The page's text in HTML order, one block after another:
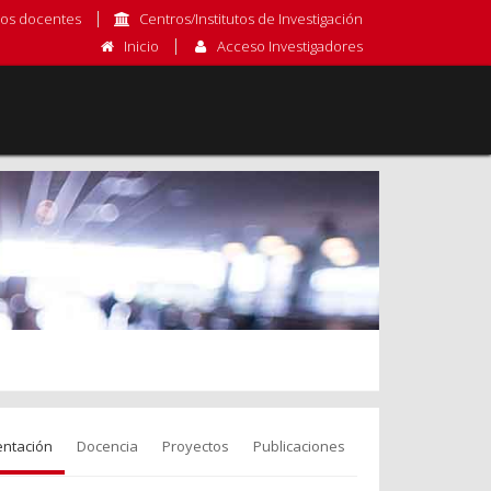
docentes
Centros/Institutos de Investigación
Inicio
Acceso Investigadores
Docencia Proyectos Publicaciones